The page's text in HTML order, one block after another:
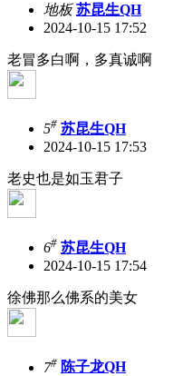
地板 苏昆生QH
2024-10-15 17:52
老冒多白啊，多真诚啊
5# 苏昆生QH
2024-10-15 17:53
老史也是如玉君子
6# 苏昆生QH
2024-10-15 17:54
徐佛那么佛系的美女
7# 陈子龙QH